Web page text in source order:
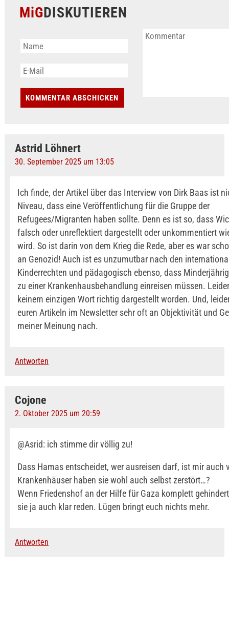
MiGDISKUTIEREN
Astrid Löhnert
30. September 2025 um 13:05
Ich finde, der Artikel über das Interview von Dirk Baas ist
Niveau, dass eine Veröffentlichung für die Gruppe der
Refugees/Migranten haben sollte. Denn es ist so, dass
falsch oder unreflektiert dargestellt oder unkommentiert
wird. So ist darin von dem Krieg die Rede, aber es war
an Genozid! Auch ist es unzumutbar nach den
Kinderrechten und pädagogisch ebenso, dass
zu einer Krankenhausbehandlung einreisen müssen.
keinem einzigen Wort richtig dargestellt worden. Und,
euren Artikeln im Newsletter sehr oft an Objektivität und
meiner Meinung nach.
Antworten
Cojone
2. Oktober 2025 um 20:59
@Asrid: ich stimme dir völlig zu!
Dass Hamas entscheidet, wer ausreisen darf, ist mir auch
Krankenhäuser haben sie wohl auch selbst zerstört…?
Wenn Friedenshof an der Hilfe für Gaza komplett
sie ja auch klar reden. Lügen bringt euch nichts mehr.
Antworten